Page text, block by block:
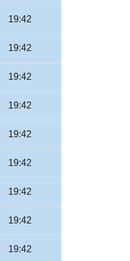
19:42
19:42
19:42
19:42
19:42
19:42
19:42
19:42
19:42